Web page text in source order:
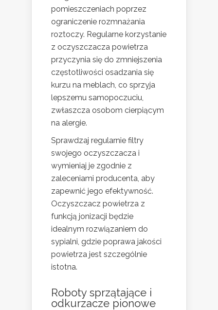
pomieszczeniach poprzez
ograniczenie rozmnażania
roztoczy. Regularne korzystanie
z oczyszczacza powietrza
przyczynia się do zmniejszenia
częstotliwości osadzania się
kurzu na meblach, co sprzyja
lepszemu samopoczuciu,
zwłaszcza osobom cierpiącym
na alergie.
Sprawdzaj regularnie filtry
swojego oczyszczacza i
wymieniaj je zgodnie z
zaleceniami producenta, aby
zapewnić jego efektywność.
Oczyszczacz powietrza z
funkcją jonizacji będzie
idealnym rozwiązaniem do
sypialni, gdzie poprawa jakości
powietrza jest szczególnie
istotna.
Roboty sprzątające i
odkurzacze pionowe